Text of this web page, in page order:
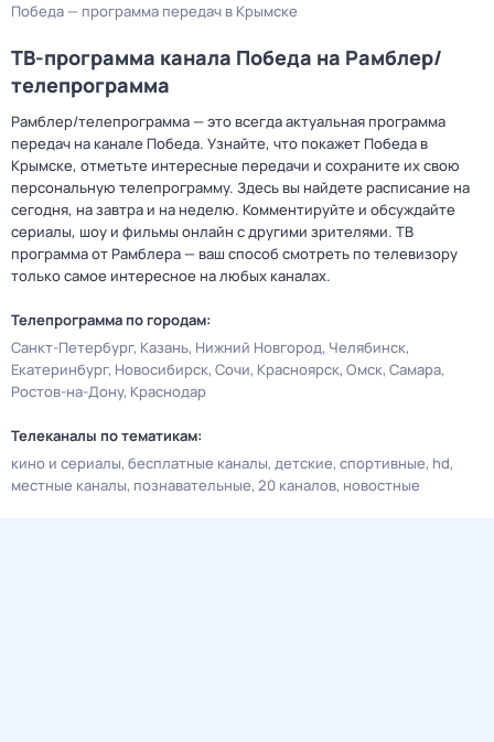
Победа — программа передач в Крымске
ТВ-программа канала Победа на Рамблер/
телепрограмма
Рамблер/телепрограмма — это всегда актуальная программа
передач на канале Победа. Узнайте, что покажет Победа в
Крымске, отметьте интересные передачи и сохраните их свою
персональную телепрограмму. Здесь вы найдете расписание на
сегодня, на завтра и на неделю. Комментируйте и обсуждайте
сериалы, шоу и фильмы онлайн с другими зрителями. ТВ
программа от Рамблера — ваш способ смотреть по телевизору
только самое интересное на любых каналах.
Телепрограмма по городам:
Санкт-Петербург Казань Нижний Новгород Челябинск
Екатеринбург Новосибирск Сочи Красноярск Омск Самара
Ростов-на-Дону Краснодар
Телеканалы по тематикам:
кино и сериалы бесплатные каналы детские спортивные hd
местные каналы познавательные 20 каналов новостные